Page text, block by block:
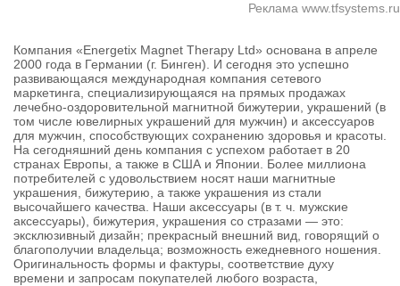
Реклама www.tfsystems.ru
Компания «Energetix Magnet Therapy Ltd» основана в апреле
2000 года в Германии (г. Бинген). И сегодня это успешно
развивающаяся международная компания сетевого
маркетинга, специализирующаяся на прямых продажах
лечебно-оздоровительной магнитной бижутерии, украшений (в
том числе ювелирных украшений для мужчин) и аксессуаров
для мужчин, способствующих сохранению здоровья и красоты.
На сегодняшний день компания с успехом работает в 20
странах Европы, а также в США и Японии. Более миллиона
потребителей с удовольствием носят наши магнитные
украшения, бижутерию, а также украшения из стали
высочайшего качества. Наши аксессуары (в т. ч. мужские
аксессуары), бижутерия, украшения со стразами — это:
эксклюзивный дизайн; прекрасный внешний вид, говорящий о
благополучии владельца; возможность ежедневного ношения.
Оригинальность формы и фактуры, соответствие духу
времени и запросам покупателей любого возраста,